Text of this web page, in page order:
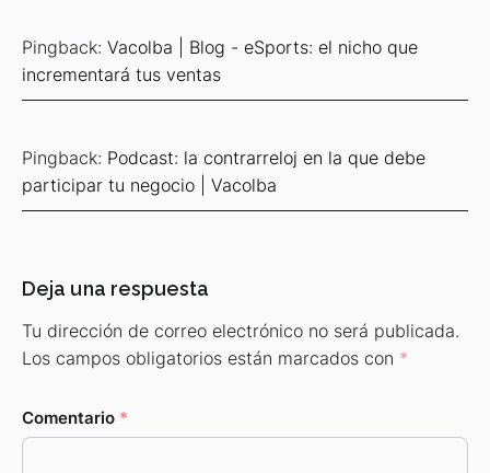
Pingback: Vacolba | Blog - eSports: el nicho que
incrementará tus ventas
Pingback: Podcast: la contrarreloj en la que debe
participar tu negocio | Vacolba
Deja una respuesta
Tu dirección de correo electrónico no será publicada.
Los campos obligatorios están marcados con *
Comentario *